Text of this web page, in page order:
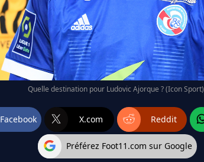
Quelle destination pour Ludovic Ajorque ? (Icon Sport)
Facebook X.com Reddit
Préférez Foot11.com sur Google